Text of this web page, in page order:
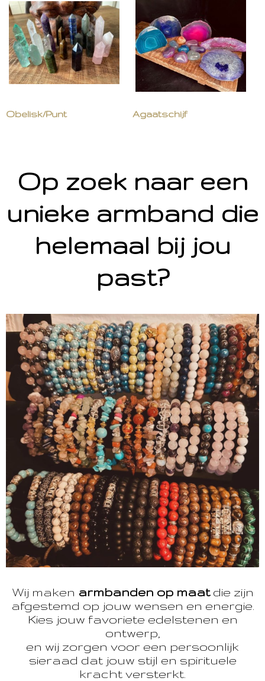
Obelisk/Punt Agaatschijf
Op zoek naar een
unieke armband die
helemaal bij jou
past?
Wij maken armbanden op maatdie zijn
afgestemd op jouw wensen en energie.
Kies jouw favoriete edelstenen en
ontwerp,
en wij zorgen voor een persoonlijk
sieraad dat jouw stijl en spirituele
kracht versterkt.